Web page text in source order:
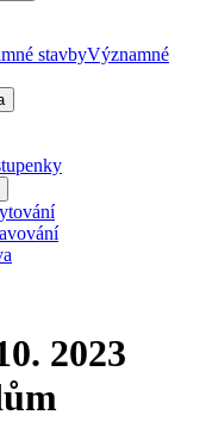
Významné
2023